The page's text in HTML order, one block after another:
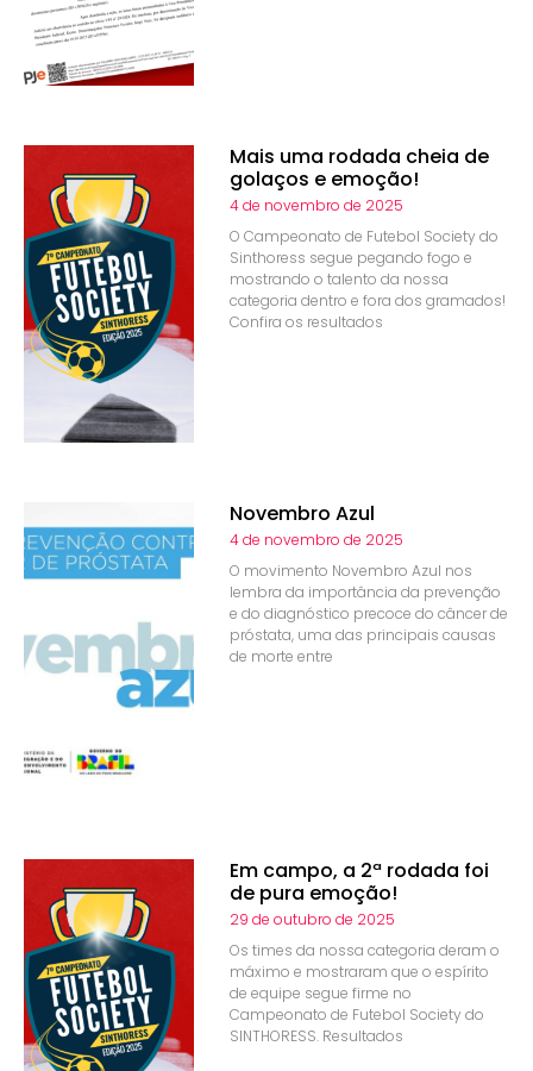
Mais uma rodada cheia de
golaços e emoção!
4 de novembro de 2025
O Campeonato de Futebol Society do
Sinthoress segue pegando fogo e
mostrando o talento da nossa
categoria dentro e fora dos gramados!
Confira os resultados
Novembro Azul
4 de novembro de 2025
O movimento Novembro Azul nos
lembra da importância da prevenção
e do diagnóstico precoce do câncer de
próstata, uma das principais causas
de morte entre
Em campo, a 2ª rodada foi
de pura emoção!
29 de outubro de 2025
Os times da nossa categoria deram o
máximo e mostraram que o espírito
de equipe segue firme no
Campeonato de Futebol Society do
SINTHORESS. Resultados